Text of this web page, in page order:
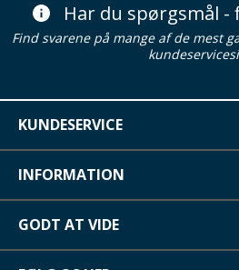
Har du spørgsmål -
Find svarene på mange af de mest
KUNDESERVICE
INFORMATION
GODT AT VIDE